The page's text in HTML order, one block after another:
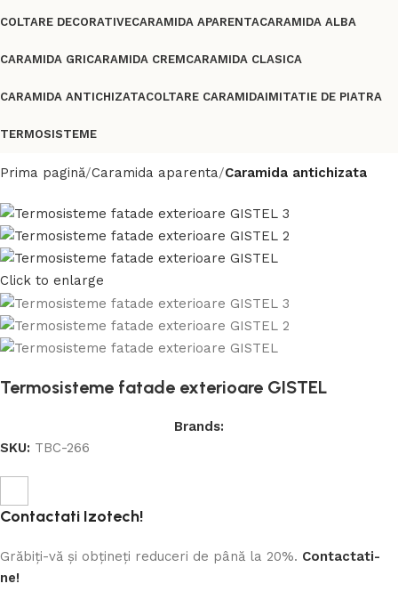
COLTARE DECORATIVECARAMIDA APARENTACARAMIDA ALBA
CARAMIDA GRICARAMIDA CREMCARAMIDA CLASICA
CARAMIDA ANTICHIZATACOLTARE CARAMIDAIMITATIE DE PIATRA
TERMOSISTEME
Prima pagină Caramida aparenta Caramida antichizata
Click to enlarge
Termosisteme fatade exterioare GISTEL
Brands:
SKU: TBC-266
Contactati Izotech!
Grăbiți-vă și obțineți reduceri de până la 20%. Contactati-
ne!